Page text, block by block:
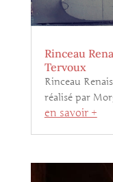
Rinceau
Tervoux
Rinceau
réalisé par
en savoir +